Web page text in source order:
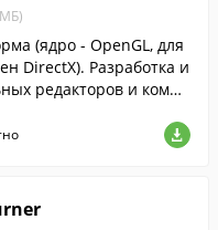
(ядро - OpenGL, для
DirectX). Разработка и
редакторов и компи